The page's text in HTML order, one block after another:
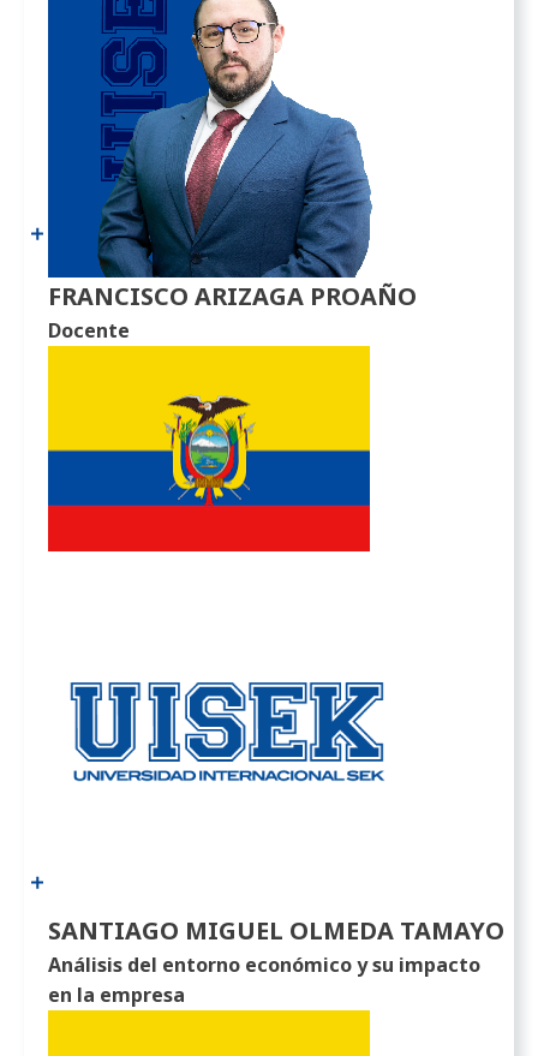
FRANCISCO ARIZAGA PROAÑO
Docente
SANTIAGO MIGUEL OLMEDA TAMAYO
Análisis del entorno económico y su impacto
en la empresa